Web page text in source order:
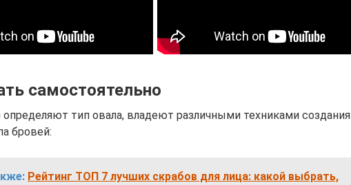
самостоятельно
определяют тип овала, владеют различными техниками создания
бровей:
Рейтинг ТОП 7 лучших скрабов для лица: какой выбрать,